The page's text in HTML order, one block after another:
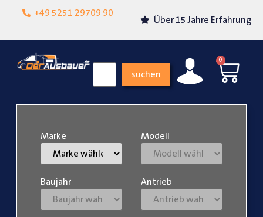
+49 5251 29709 90
Lokalgeschäft in
Über 15 Jahre Erfahrung
suchen
0
Marke Modell
Baujahr Antrieb